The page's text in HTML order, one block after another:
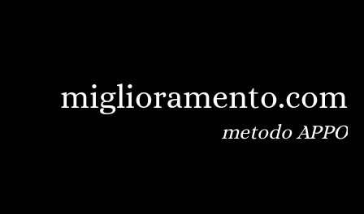
miglioramento.com
metodo APPO